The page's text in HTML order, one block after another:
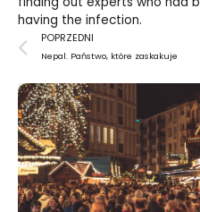
having the infection.
Prev
POPRZEDNI
Nepal. Państwo, które zaskakuje